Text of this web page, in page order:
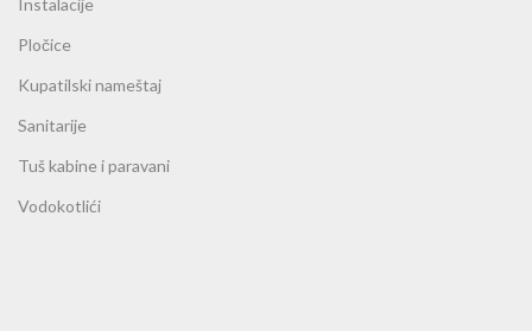
Instalacije
Pločice
Kupatilski nameštaj
Sanitarije
Tuš kabine i paravani
Vodokotlići